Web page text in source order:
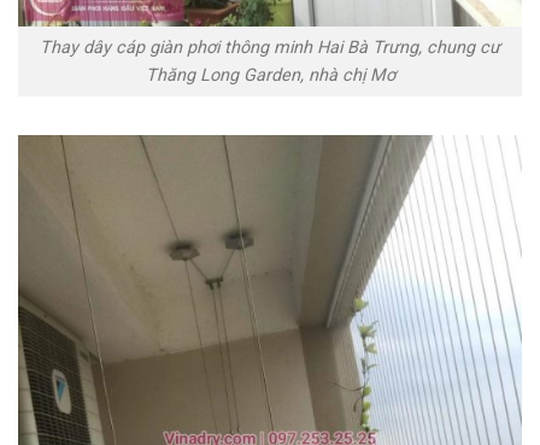
Thay dây cáp giàn phơi thông minh Hai Bà Trưng, chung cư
Thăng Long Garden, nhà chị Mơ